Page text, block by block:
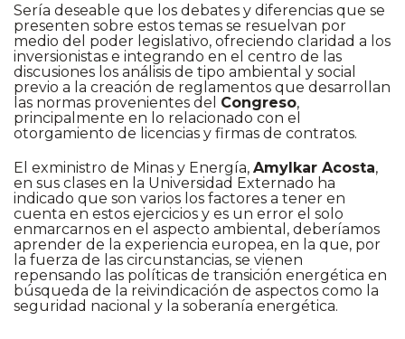
Sería deseable que los debates y diferencias que se
presenten sobre estos temas se resuelvan por
medio del poder legislativo, ofreciendo claridad a los
inversionistas e integrando en el centro de las
discusiones los análisis de tipo ambiental y social
previo a la creación de reglamentos que desarrollan
las normas provenientes del Congreso,
principalmente en lo relacionado con el
otorgamiento de licencias y firmas de contratos.
El exministro de Minas y Energía, Amylkar Acosta,
en sus clases en la Universidad Externado ha
indicado que son varios los factores a tener en
cuenta en estos ejercicios y es un error el solo
enmarcarnos en el aspecto ambiental, deberíamos
aprender de la experiencia europea, en la que, por
la fuerza de las circunstancias, se vienen
repensando las políticas de transición energética en
búsqueda de la reivindicación de aspectos como la
seguridad nacional y la soberanía energética.